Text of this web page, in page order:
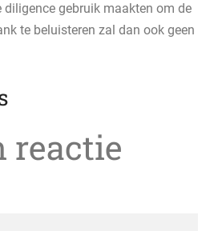
gebruik maakten om de
te beluisteren zal dan ook geen
reactie